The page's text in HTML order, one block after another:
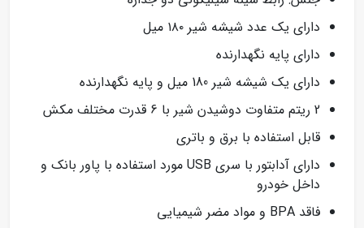
دارای یک عدد شیشه شیر ۱۸۰ میل
دارای پایه نگهدارنده
دارای یک شیشه شیر 180 میل و پایه نگهدارنده
2 ریتم متفاوت دوشیدن شیر با 6 قدرت مختلف مکش
قابل استفاده با برق و باتری
دارای آدابتور با سری USB مورد استفاده با پاور بانک و
داخل خودرو
فاقد BPA و مواد مضر شیمیایی